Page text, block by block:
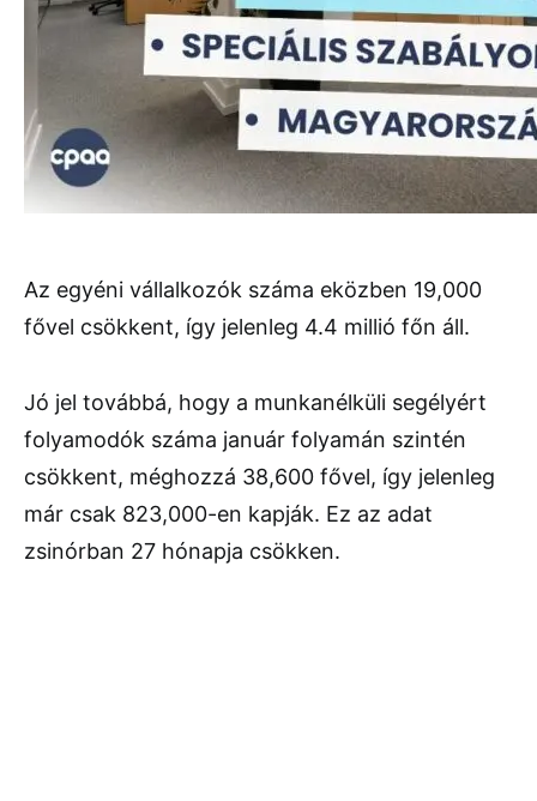
Az egyéni vállalkozók száma eközben 19,000
fővel csökkent, így jelenleg 4.4 millió főn áll.
Jó jel továbbá, hogy a munkanélküli segélyért
folyamodók száma január folyamán szintén
csökkent, méghozzá 38,600 fővel, így jelenleg
már csak 823,000-en kapják. Ez az adat
zsinórban 27 hónapja csökken.